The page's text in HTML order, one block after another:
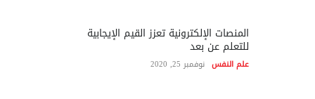
المنصات الإلكترونية تعزز القيم الإيجابية
للتعلم عن بعد
علم النفس نوفمبر 25, 2020